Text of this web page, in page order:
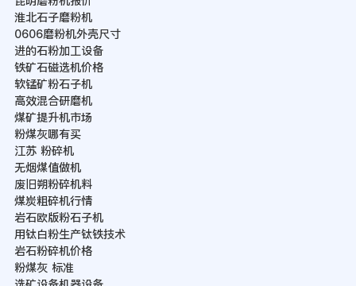
淮北石子磨粉机
0606磨粉机外壳尺寸
进的石粉加工设备
铁矿石磁选机价格
软锰矿粉石子机
高效混合研磨机
煤矿提升机市场
粉煤灰哪有买
江苏 粉碎机
无烟煤值做机
废旧朔粉碎机料
煤炭粗碎机行情
岩石欧版粉石子机
用钛白粉生产钛铁技术
岩石粉碎机价格
粉煤灰 标准